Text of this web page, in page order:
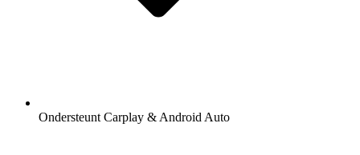
Ondersteunt Carplay & Android Auto